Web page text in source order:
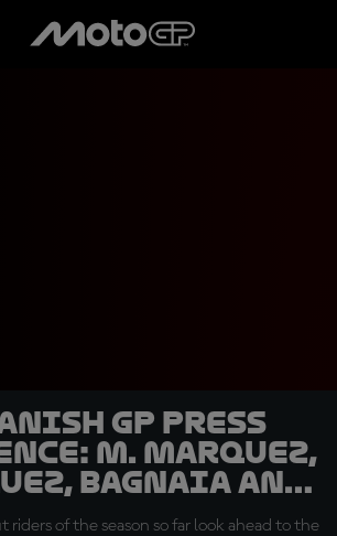
GP Press
M. Marquez,
Bagnaia and
riders of the season so far look ahead to the